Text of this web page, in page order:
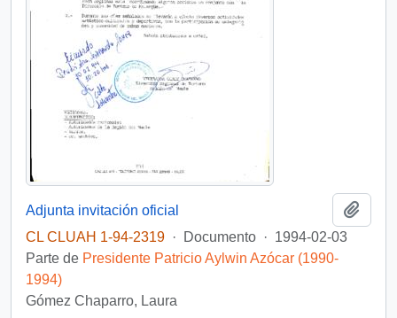
Adjunta invitación oficial
CL CLUAH 1-94-2319 · Documento · 1994-02-03
Parte de Presidente Patricio Aylwin Azócar (1990-
1994)
Gómez Chaparro, Laura